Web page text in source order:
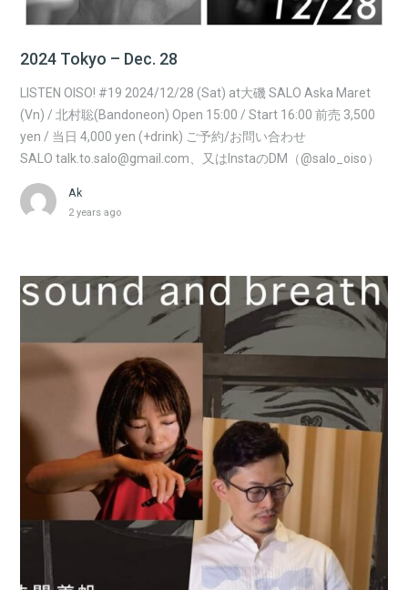
2024 Tokyo – Dec. 28
LISTEN OISO! #19 2024/12/28 (Sat) at大磯 SALO Aska Maret
(Vn) / 北村聡(Bandoneon) Open 15:00 / Start 16:00 前売 3,500
yen / 当日 4,000 yen (+drink) ご予約/お問い合わせ
SALO talk.to.salo@gmail.com、又はInstaのDM（@salo_oiso）
Ak
2 years ago